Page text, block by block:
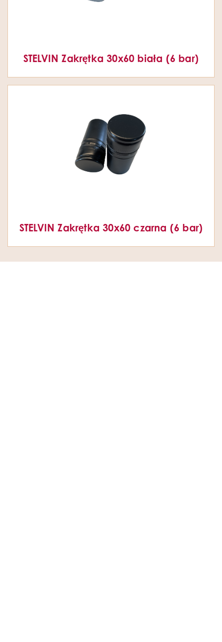
STELVIN Zakrętka 30x60 biała (6 bar)
STELVIN Zakrętka 30x60 czarna (6 bar)